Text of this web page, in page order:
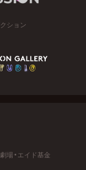
ション
場・エイド基金